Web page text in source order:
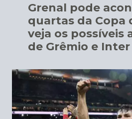
Grenal pode
quartas da Copa
veja os possíveis
de Grêmio e Inter